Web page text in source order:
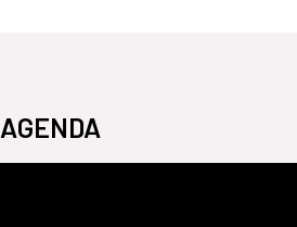
AGENDA